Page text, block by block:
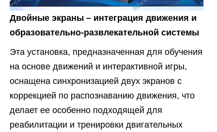
Двойные экраны – интеграция движения и
образовательно-развлекательной системы
Эта установка, предназначенная для обучения
на основе движений и интерактивной игры,
оснащена синхронизацией двух экранов с
коррекцией по распознаванию движения, что
делает ее особенно подходящей для
реабилитации и тренировки двигательных